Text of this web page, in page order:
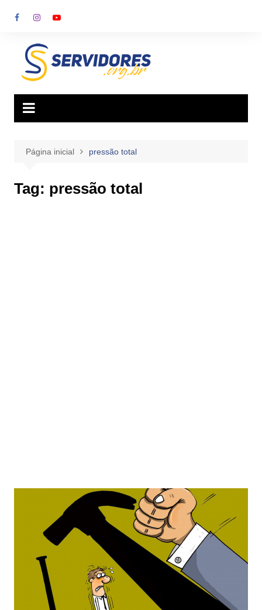
para
conteúdo
Página inicial pressão total
Tag: pressão total